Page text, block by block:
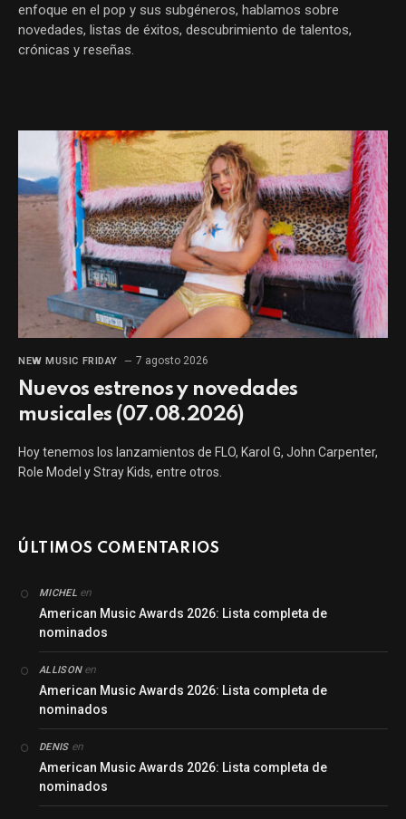
enfoque en el pop y sus subgéneros, hablamos sobre
novedades, listas de éxitos, descubrimiento de talentos,
crónicas y reseñas.
NEW MUSIC FRIDAY 7 agosto 2026
Nuevos estrenos y novedades
musicales (07.08.2026)
Hoy tenemos los lanzamientos de FLO, Karol G, John Carpenter,
Role Model y Stray Kids, entre otros.
ÚLTIMOS COMENTARIOS
MICHELen
American Music Awards 2026: Lista completa de
nominados
ALLISONen
American Music Awards 2026: Lista completa de
nominados
DENISen
American Music Awards 2026: Lista completa de
nominados